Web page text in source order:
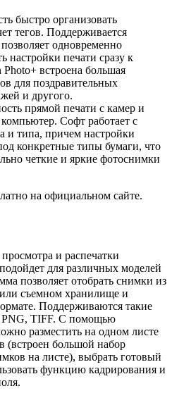
быстро организовать
тегов. Поддерживается
одновременно
настройки печати сразу к
встроена большая
для поздравительных
и другого.
прямой печати с камер и
Софт работает с
и типа, причем настройки
конкретные типы бумаги, что
четкие и яркие фотоснимки
на официальном сайте.
и распечатки
для различных моделей
позволяет отобрать снимки из
съемном хранилище и
Поддерживаются такие
PNG, TIFF. С помощью
разместить на одном листе
(встроен большой набор
на листе), выбрать готовый
функцию кадрирования и